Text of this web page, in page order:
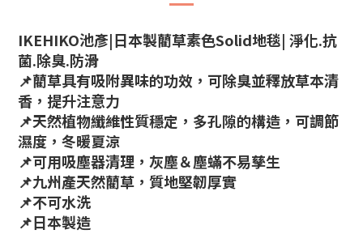
IKEHIKO池彥|日本製藺草素色Solid地毯| 淨化.抗
菌.除臭.防滑
📌藺草具有吸附異味的功效，可除臭並釋放草本清
香，提升注意力
📌天然植物纖維性質穩定，多孔隙的構造，可調節
濕度，冬暖夏涼
📌可用吸塵器清理，灰塵＆塵蟎不易孳生
📌九州產天然藺草，質地堅韌厚實
📌不可水洗
📌日本製造